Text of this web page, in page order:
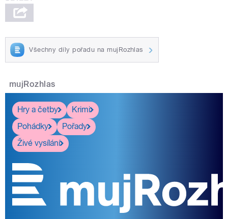
Všechny díly pořadu na mujRozhlas
mujRozhlas
Hry a četby
Krimi
Pohádky
Pořady
Živé vysílání